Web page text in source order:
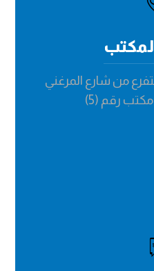
من شارع المرغني
مكتب رقم (5)